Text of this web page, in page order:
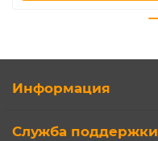
Информация
Служба поддержки